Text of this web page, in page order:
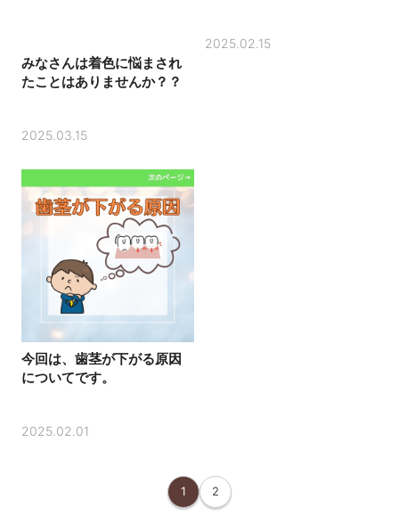
みなさんは着色に悩まされ
たことはありませんか？？
2025.03.15
2025.02.15
今回は、歯茎が下がる原因
についてです。
2025.02.01
1 2